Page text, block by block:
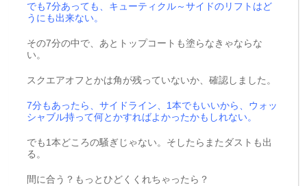
でも7分あっても、キューティクル～サイドのリフトはど
うにも出来ない。
その7分の中で、あとトップコートも塗らなきゃならな
い。
スクエアオフとかは角が残っていないか、確認しました。
7分もあったら、サイドライン、1本でもいいから、ウォッ
シャブル持って何とかすればよかったかもしれない。
でも1本どころの騒ぎじゃない。そしたらまたダストも出
る。
間に合う？もっとひどくくれちゃったら？